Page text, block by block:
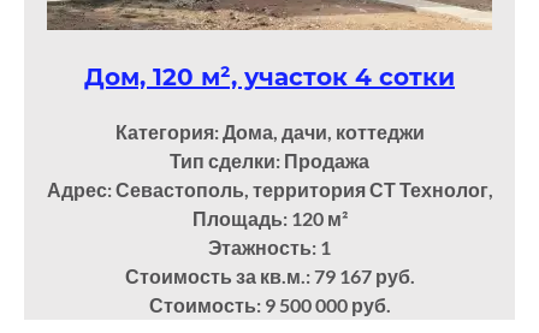
Дом, 120 м², участок 4 сотки
Категория: Дома, дачи, коттеджи
Тип сделки: Продажа
Адрес: Севастополь, территория СТ Технолог,
Площадь: 120м²
Этажность: 1
Стоимость за кв.м.: 79 167 руб.
Стоимость: 9 500 000 руб.